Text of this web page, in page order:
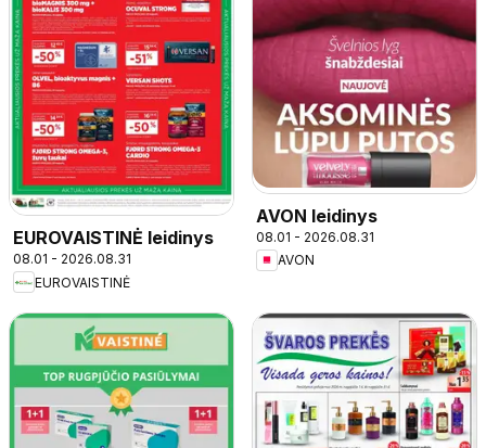
EUROVAISTINĖ leidinys
08.01 - 2026.08.31
EUROVAISTINĖ
AVON leidinys
08.01 - 2026.08.31
AVON